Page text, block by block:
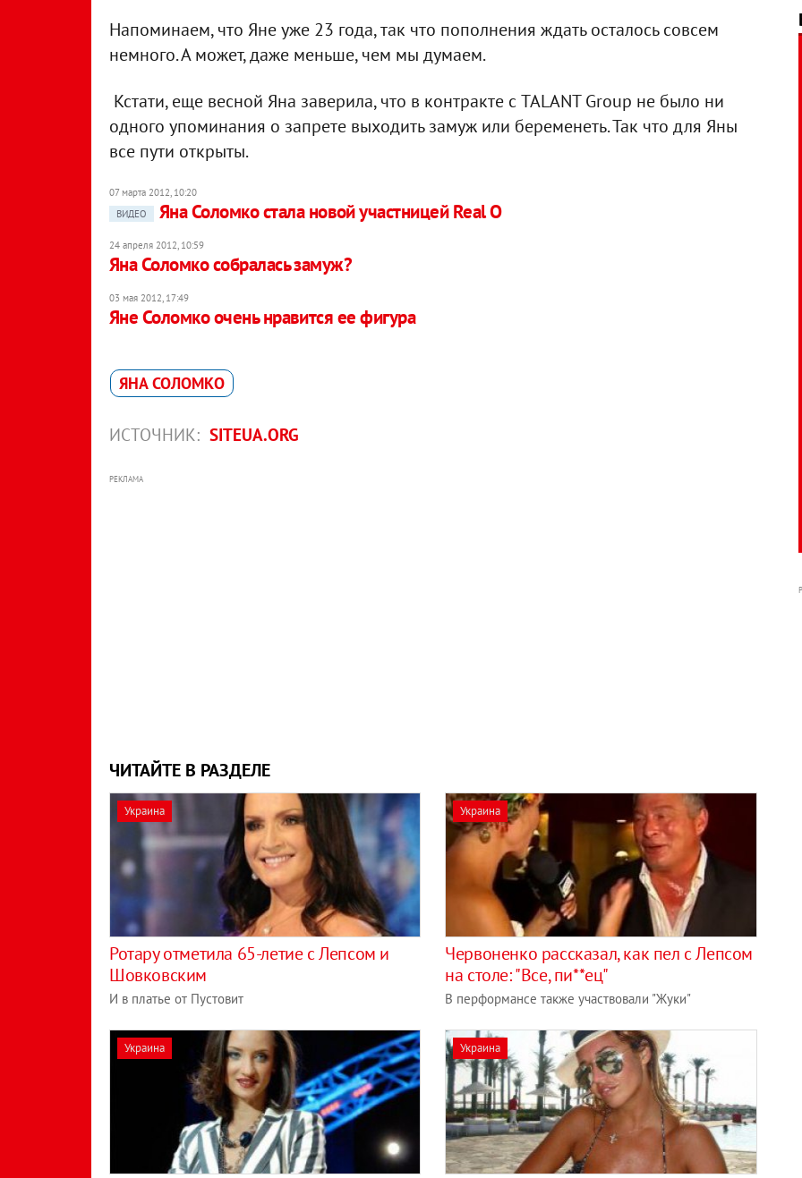
Напоминаем, что Яне уже 23 года, так что пополнения ждать осталось совсем
немного. А может, даже меньше, чем мы думаем.
Кстати, еще весной Яна заверила, что в контракте с TALANT Group не было ни
одного упоминания о запрете выходить замуж или беременеть. Так что для Яны
все пути открыты.
07 марта 2012, 10:20
ВИДЕО
Яна Соломко стала новой участницей Real O
24 апреля 2012, 10:59
Яна Соломко собралась замуж?
03 мая 2012, 17:49
Яне Соломко очень нравится ее фигура
ЯНА СОЛОМКО
ИСТОЧНИК: SITEUA.ORG
РЕКЛАМА
ЧИТАЙТЕ В РАЗДЕЛЕ
Украина
Ротару отметила 65-летие с Лепсом и
Шовковским
И в платье от Пустовит
Украина
Червоненко рассказал, как пел с Лепсом
на столе: "Все, пи**ец"
В перформансе также участвовали "Жуки"
Украина Украина